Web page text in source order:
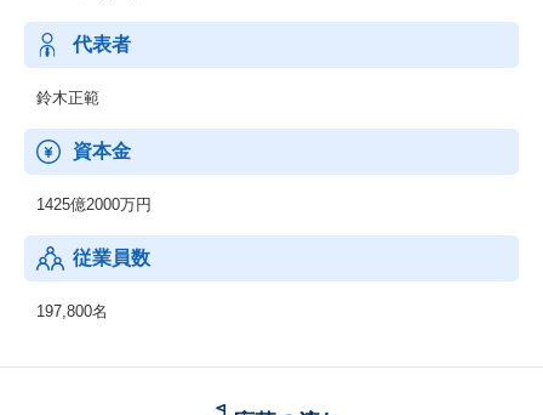
代表者
鈴木正範
資本金
1425億2000万円
従業員数
197,800名